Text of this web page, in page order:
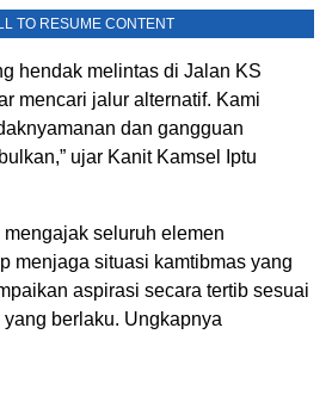
TO RESUME CONTENT
hendak melintas di Jalan KS
mencari jalur alternatif. Kami
dan gangguan
ujar Kanit Kamsel Iptu
seluruh elemen
menjaga situasi kamtibmas yang
aspirasi secara tertib sesuai
berlaku. Ungkapnya